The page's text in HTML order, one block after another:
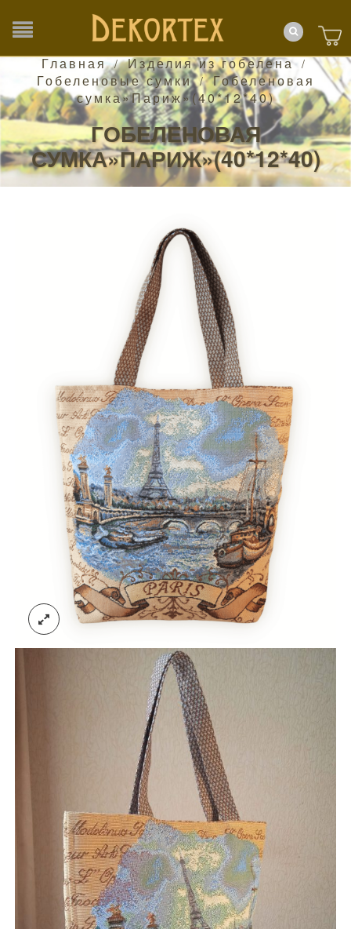
Главная / Изделия из гобелена /
Гобеленовые сумки /Гобеленовая
сумка»Париж»(40*12*40)
ГОБЕЛЕНОВАЯ
СУМКА»ПАРИЖ»(40*12*40)